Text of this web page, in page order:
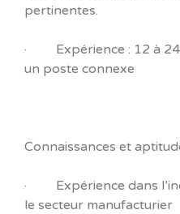
pertinentes.
· Expérience : 12 à 24
un poste connexe
Connaissances et
· Expérience dans
le secteur manufacturier